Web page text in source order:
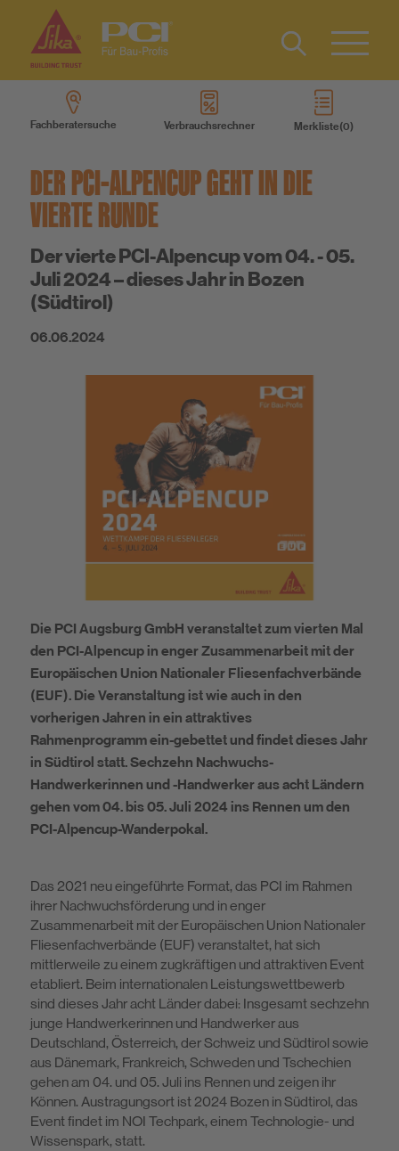
Produktsysteme
Services
Wissen
Über uns
Nachhaltigkeit
Type 2 or
more
Fachberatersuche Verbrauchsrechner Merkliste
Kontakt
IT
FR
DER PCI-ALPENCUP GEHT IN DIE
VIERTE RUNDE
Der vierte PCI-Alpencup vom 04. - 05.
Juli 2024 – dieses Jahr in Bozen
(Südtirol)
06.06.2024
Die PCI Augsburg GmbH veranstaltet zum vierten Mal
den PCI-Alpencup in enger Zusammenarbeit mit der
Europäischen Union Nationaler Fliesenfachverbände
(EUF). Die Veranstaltung ist wie auch in den
vorherigen Jahren in ein attraktives
Rahmenprogramm ein-gebettet und findet dieses Jahr
in Südtirol statt. Sechzehn Nachwuchs-
Handwerkerinnen und -Handwerker aus acht Ländern
gehen vom 04. bis 05. Juli 2024 ins Rennen um den
PCI-Alpencup-Wanderpokal.
Das 2021 neu eingeführte Format, das PCI im Rahmen
ihrer Nachwuchsför­derung und in enger
Zusammenarbeit mit der Europäischen Union Nationaler
Fliesenfachverbände (EUF) veranstaltet, hat sich
mittlerweile zu einem zug­kräftigen und attraktiven Event
etabliert. Beim internationalen Leistungswett­bewerb
sind dieses Jahr acht Länder dabei: Insgesamt sechzehn
junge Hand­werkerinnen und Handwerker aus
Deutschland, Österreich, der Schweiz und Südtirol sowie
aus Dänemark, Frankreich, Schweden und Tschechien
gehen am 04. und 05. Juli ins Rennen und zeigen ihr
Können. Austragungsort ist 2024 Bozen in Südtirol, das
Event findet im NOI Techpark, einem Technolo­gie- und
Wissenspark, statt.